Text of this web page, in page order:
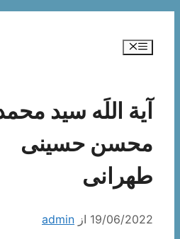
فهرست
آیة اللَه سید محمد
محسن حسینی
طهرانی
19/06/2022 از admin